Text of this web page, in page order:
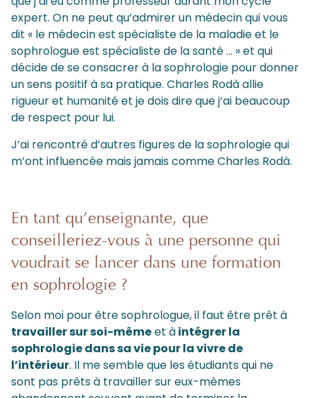
expert. On ne peut qu’admirer un médecin qui vous
dit « le médecin est spécialiste de la maladie et le
sophrologue est spécialiste de la santé … » et qui
décide de se consacrer à la sophrologie pour donner
un sens positif à sa pratique. Charles Rodà allie
rigueur et humanité et je dois dire que j’ai beaucoup
de respect pour lui.
J’ai rencontré d’autres figures de la sophrologie qui
m’ont influencée mais jamais comme Charles Rodà.
En tant qu’enseignante, que
conseilleriez-vous à une personne qui
voudrait se lancer dans une formation
en sophrologie ?
Selon moi pour être sophrologue, il faut être prêt à
travailler sur soi-mêmeet àintégrer la
sophrologie dans sa vie pour la vivre de
l’intérieur. Il me semble que les étudiants qui ne
sont pas prêts à travailler sur eux-mêmes